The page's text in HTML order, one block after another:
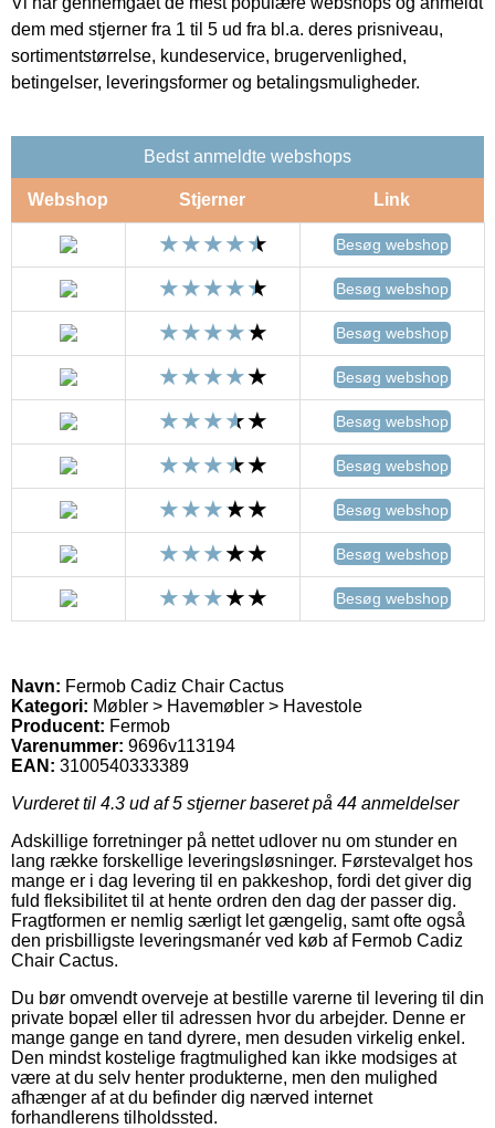
dem med stjerner fra 1 til 5 ud fra bl.a. deres prisniveau,
sortimentstørrelse, kundeservice, brugervenlighed,
betingelser, leveringsformer og betalingsmuligheder.
Bedst anmeldte webshops
Webshop Stjerner Link
Besøg webshop
Besøg webshop
Besøg webshop
Besøg webshop
Besøg webshop
Besøg webshop
Besøg webshop
Besøg webshop
Besøg webshop
Navn: Fermob Cadiz Chair Cactus
Kategori: Møbler > Havemøbler > Havestole
Producent: Fermob
Varenummer: 9696v113194
EAN: 3100540333389
Vurderet til 4.3 ud af 5 stjerner baseret på 44 anmeldelser
Adskillige forretninger på nettet udlover nu om stunder en
lang række forskellige leveringsløsninger. Førstevalget hos
mange er i dag levering til en pakkeshop, fordi det giver dig
fuld fleksibilitet til at hente ordren den dag der passer dig.
Fragtformen er nemlig særligt let gængelig, samt ofte også
den prisbilligste leveringsmanér ved køb af Fermob Cadiz
Chair Cactus.
Du bør omvendt overveje at bestille varerne til levering til din
private bopæl eller til adressen hvor du arbejder. Denne er
mange gange en tand dyrere, men desuden virkelig enkel.
Den mindst kostelige fragtmulighed kan ikke modsiges at
være at du selv henter produkterne, men den mulighed
afhænger af at du befinder dig nærved internet
forhandlerens tilholdssted.